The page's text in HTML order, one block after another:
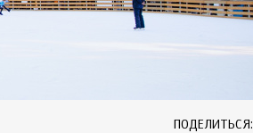
ПОДЕЛИТЬСЯ: